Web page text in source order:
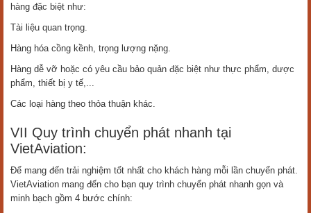
hàng đặc biệt như:
Tài liệu quan trọng.
Hàng hóa cồng kềnh, trọng lượng nặng.
Hàng dễ vỡ hoặc có yêu cầu bảo quản đặc biệt như thực phẩm, dược
phẩm, thiết bị y tế,...
Các loại hàng theo thỏa thuận khác.
VII Quy trình chuyển phát nhanh tại
VietAviation:
Để mang đến trải nghiệm tốt nhất cho khách hàng mỗi lần chuyển phát.
VietAviation mang đến cho bạn quy trình chuyển phát nhanh gọn và
minh bạch gồm 4 bước chính: